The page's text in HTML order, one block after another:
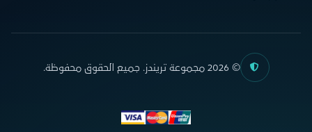
© 2026 مجموعة تريندز. جميع الحقوق محفوظة.